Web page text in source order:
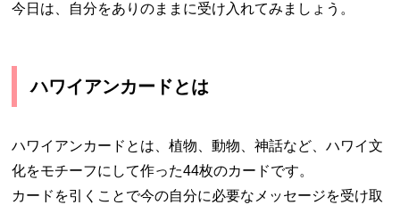
今日は、自分をありのままに受け入れてみましょう。
ハワイアンカードとは
ハワイアンカードとは、植物、動物、神話など、ハワイ文
化をモチーフにして作った44枚のカードです。
カードを引くことで今の自分に必要なメッセージを受け取